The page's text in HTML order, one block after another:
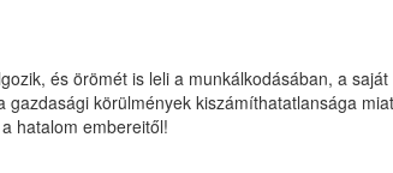
és örömét is leli a munkálkodásában, a
körülmények kiszámíthatatlansága
hatalom embereitől!